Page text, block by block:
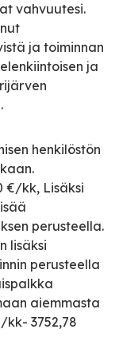
vahvuutesi.
ja toiminnan
ja
henkilöstön
€/kk, Lisäksi
perusteella.
lisäksi
perusteella
aiemmasta
3752,78